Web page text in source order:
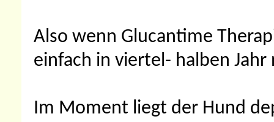
Also wenn Glucantime
einfach in viertel- halben
Im Moment liegt der Hund